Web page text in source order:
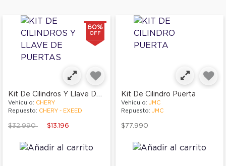
60%
OFF
Kit De Cilindros Y Llave De Puertas
Vehículo: CHERY
Repuesto: CHERY - EXEED
Price reduced from
$32.990to $13.196
Kit De Cilindro Puerta
Vehículo: JMC
Repuesto: JMC
$77.990